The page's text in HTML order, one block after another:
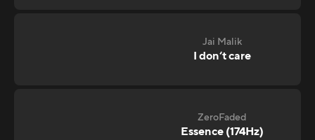
Jai Malik
I don‘t care
ZeroFaded
Essence (174Hz)